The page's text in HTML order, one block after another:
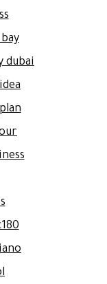
dubai